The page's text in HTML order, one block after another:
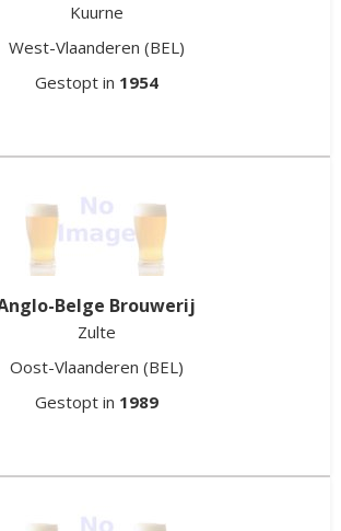
Kuurne
West-Vlaanderen (BEL)
Gestopt in 1954
Belge Brouwerij
Zulte
Oost-Vlaanderen (BEL)
Gestopt in 1989